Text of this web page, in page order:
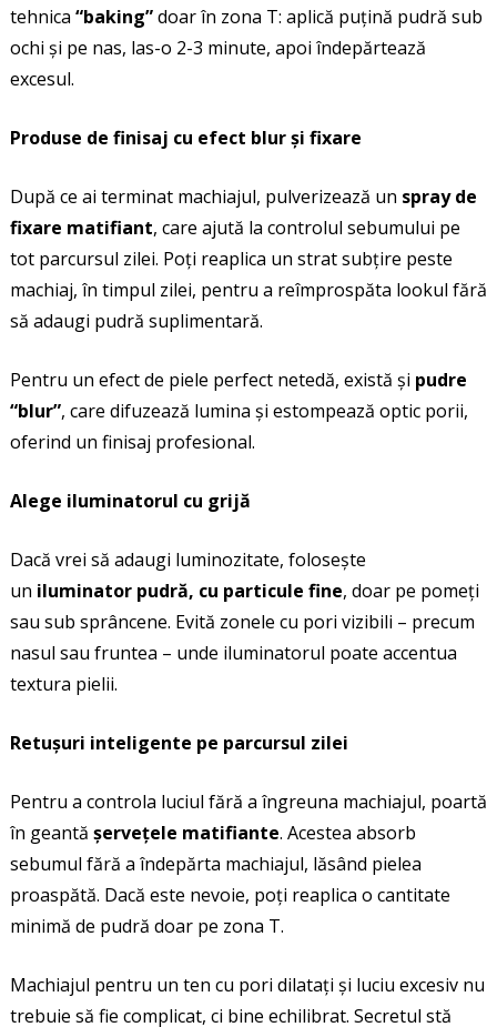
tehnica “baking”doar în zona T: aplică puțină pudră sub
ochi și pe nas, las-o 2-3 minute, apoi îndepărtează
excesul.
Produse de finisaj cu efect blur și fixare
După ce ai terminat machiajul, pulverizează un spray de
fixare matifiant, care ajută la controlul sebumului pe
tot parcursul zilei. Poți reaplica un strat subțire peste
machiaj, în timpul zilei, pentru a reîmprospăta lookul fără
să adaugi pudră suplimentară.
Pentru un efect de piele perfect netedă, există și pudre
“blur”, care difuzează lumina și estompează optic porii,
oferind un finisaj profesional.
Alege iluminatorul cu grijă
Dacă vrei să adaugi luminozitate, folosește
un iluminator pudră, cu particule fine, doar pe pomeți
sau sub sprâncene. Evită zonele cu pori vizibili – precum
nasul sau fruntea – unde iluminatorul poate accentua
textura pielii.
Retușuri inteligente pe parcursul zilei
Pentru a controla luciul fără a îngreuna machiajul, poartă
în geantă șervețele matifiante. Acestea absorb
sebumul fără a îndepărta machiajul, lăsând pielea
proaspătă. Dacă este nevoie, poți reaplica o cantitate
minimă de pudră doar pe zona T.
Machiajul pentru un ten cu pori dilatați și luciu excesiv nu
trebuie să fie complicat, ci bine echilibrat. Secretul stă